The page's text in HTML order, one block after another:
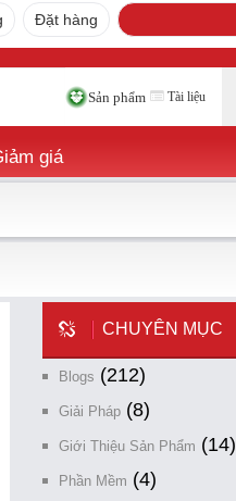
Đặt hàng
Sản phẩm Tài liệu
giá
CHUYÊN MỤC
Blogs (212)
Giải Pháp (8)
Giới Thiệu Sản Phẩm (14)
Phần Mềm (4)